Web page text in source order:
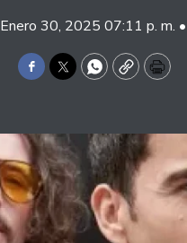
Enero 30, 2025 07:11 p. m. •
Facebook
TwitterWhatsApp
CopyPrint